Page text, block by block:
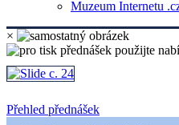
Muzeum Internetu
×
Přehled přednášek